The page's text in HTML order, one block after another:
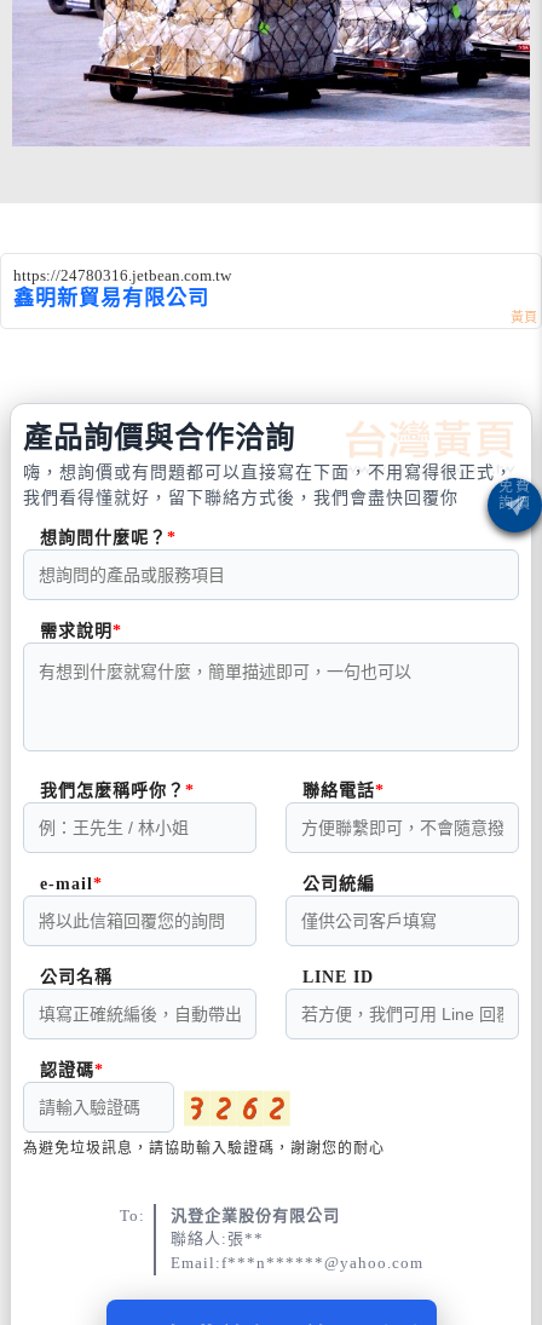
https://24780316.jetbean.com.tw
鑫明新貿易有限公司
產品詢價與合作洽詢
嗨，想詢價或有問題都可以直接寫在下面，不用寫得很正式，
我們看得懂就好，留下聯絡方式後，我們會盡快回覆你
想詢問什麼呢？
需求說明
我們怎麼稱呼你？ 聯絡電話
e-mail 公司統編
公司名稱 LINE ID
認證碼
為避免垃圾訊息，請協助輸入驗證碼，謝謝您的耐心
To:
汎登企業股份有限公司
聯絡人:張**
Email:f***n******@yahoo.com